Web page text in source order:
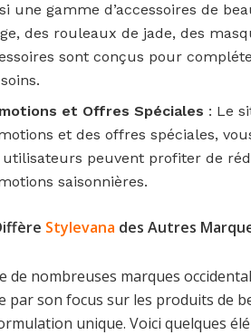
une gamme d’accessoires de
des rouleaux de jade, des
sont conçus pour
et Offres Spéciales : Le
et des offres spéciales,
utilisateurs peuvent profiter de
saisonnières.
Stylevana des Autres
de nombreuses marques
par son focus sur les produits de
unique. Voici quelques